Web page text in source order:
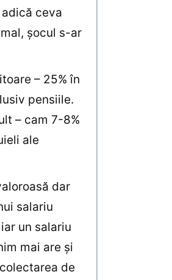
ceva
şocul s-ar
– 25% în
pensiile.
– cam 7-8%
ale
dar
salariu
un salariu
mai are şi
de